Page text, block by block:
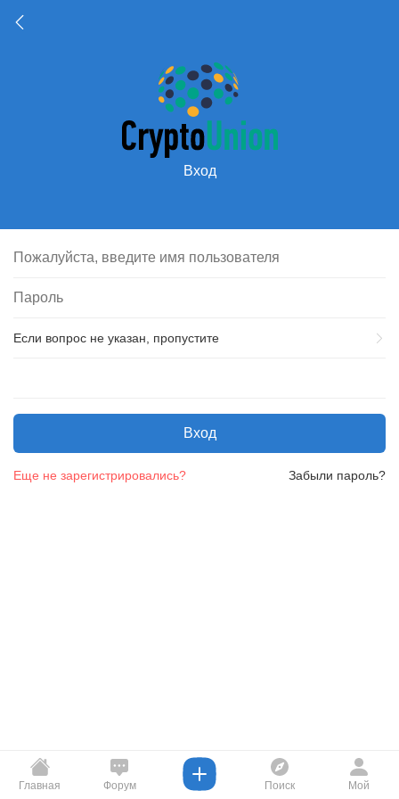
Вход
Если вопрос не указан, пропустите
Вход
Забыли пароль?
Еще не зарегистрировались?
Главная Форум Поиск Мой